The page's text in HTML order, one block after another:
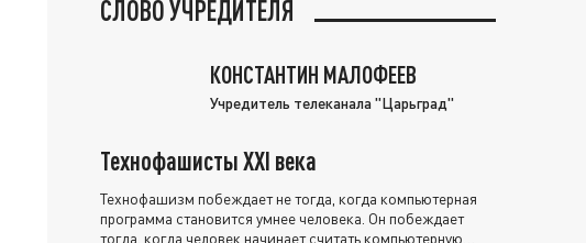
СЛОВО УЧРЕДИТЕЛЯ
КОНСТАНТИН МАЛОФЕЕВ
Учредитель телеканала "Царьград"
Технофашисты XXI века
Технофашизм побеждает не тогда, когда компьютерная
программа становится умнее человека. Он побеждает
тогда, когда человек начинает считать компьютерную